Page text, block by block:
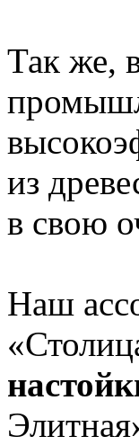
Так же,
из
в свою
Наш